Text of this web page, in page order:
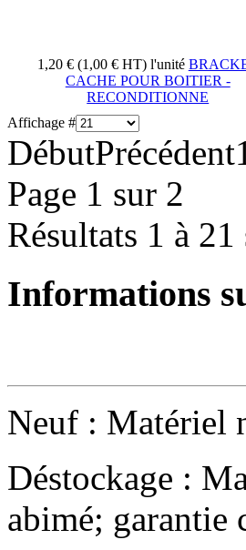
1,20 € (1,00 € HT) l'unité
CACHE POUR BOITIER -
RECONDITIONNE
Affichage #
DébutPrécédent
Page 1 sur 2
Résultats 1 à 21
Informations
Neuf : Matériel
Déstockage :
abimé; garantie